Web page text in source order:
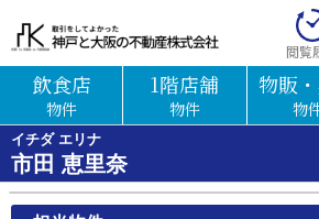
閲覧
飲食店
物件
1階店舗
物件
物販
物
イチダ エリナ
市田 恵里奈